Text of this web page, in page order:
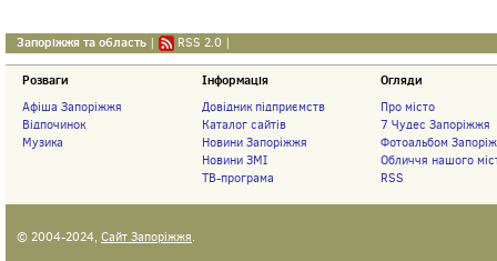
Запоріжжя та область | RSS 2.0 |
Розваги
Афіша Запоріжжя
Відпочинок
Музика
Інформація
Довідник підприємств
Каталог сайтів
Новини Запоріжжя
Новини ЗМІ
ТВ-програма
Огляди
Про місто
7 Чудес Запоріжжя
Фотоальбом
Обличчя нашого
RSS
© 2004-2024, Сайт Запоріжжя.